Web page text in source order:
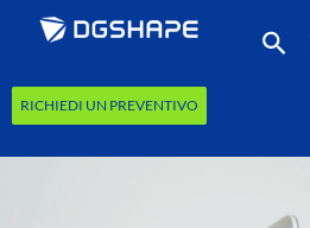
RICHIEDI UN PREVENTIVO